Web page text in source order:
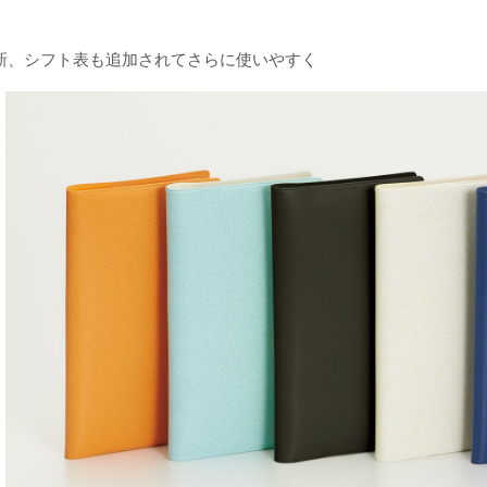
シフト表も追加されてさらに使いやすく